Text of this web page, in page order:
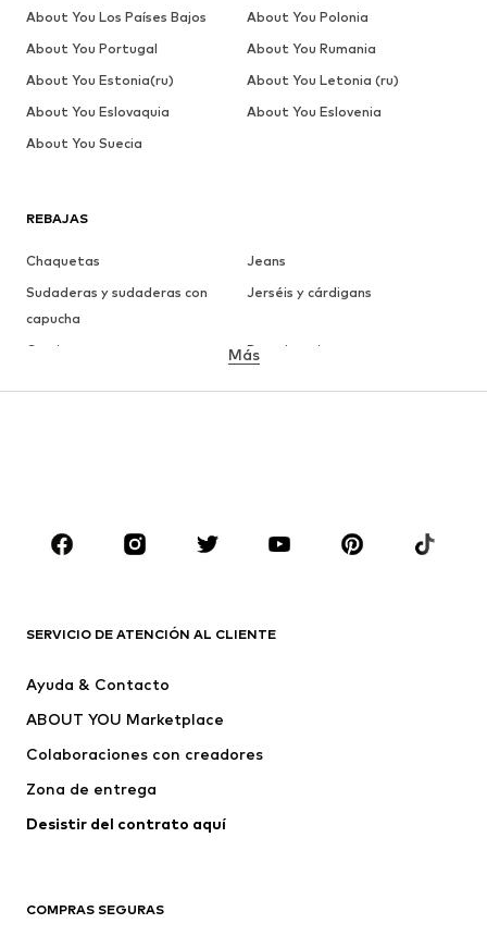
REBAJAS
Chaquetas
Jeans
Sudaderas y sudaderas con
capucha
Jerséis y cárdigans
Camisetas
Ropa interior
ROPA
Camisetas
Jeans
Pantalones
Ropa interior
Jerséis y cárdigans
Trajes y chaquetas
Más
SERVICIO DE ATENCIÓN AL CLIENTE
Ayuda & Contacto
ABOUT YOU Marketplace
Colaboraciones con creadores
Zona de entrega
Desistir del contrato aquí
COMPRAS SEGURAS
About You Los Países Bajos
About You Polonia
About You Portugal
About You Rumania
About You Estonia(ru)
About You Letonia (ru)
About You Eslovaquia
About You Eslovenia
About You Suecia